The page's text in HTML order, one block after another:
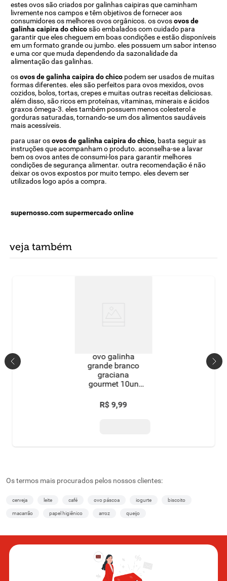
estes ovos são criados por galinhas caipiras que caminham
livremente nos campos e têm objetivos de fornecer aos
consumidores os melhores ovos orgânicos. os ovosovos de
galinha caipira do chicosão embalados com cuidado para
garantir que eles cheguem em boas condições e estão disponíveis
em um formato grande ou jumbo. eles possuem um sabor intenso
e uma cor que muda dependendo da sazonalidade da
alimentação das galinhas.
osovos de galinha caipira do chicopodem ser usados de muitas
formas diferentes. eles são perfeitos para ovos mexidos, ovos
cozidos, bolos, tortas, crepes e muitas outras receitas deliciosas.
além disso, são ricos em proteínas, vitaminas, minerais e ácidos
graxos ômega-3. eles também possuem menos colesterol e
gorduras saturadas, tornando-se um dos alimentos saudáveis
mais acessíveis.
para usar osovos de galinha caipira do chico, basta seguir as
instruções que acompanham o produto. aconselha-se a lavar
bem os ovos antes de consumi-los para garantir melhores
condições de segurança alimentar. outra recomendação é não
deixar os ovos expostos por muito tempo. eles devem ser
utilizados logo após a compra.
supernosso.com supermercado online
veja também
ovo galinha
grande branco
graciana
gourmet 10un
proteina -
categoria a
R$ 9,99
Os termos mais procurados pelos nossos clientes:
cerveja leite café ovo páscoa iogurte biscoito
macarrão papel higiênico arroz queijo